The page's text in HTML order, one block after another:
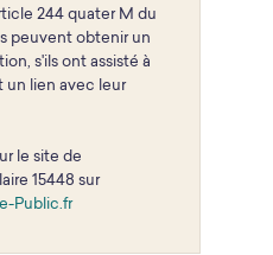
244 quater M du
peuvent obtenir un
s'ils ont assisté à
un lien avec leur
le site de
15448 sur
Public.fr